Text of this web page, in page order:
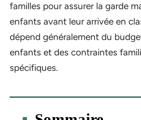
familles pour assurer la garde
enfants avant leur arrivée en
dépend généralement du
enfants et des contraintes
spécifiques.